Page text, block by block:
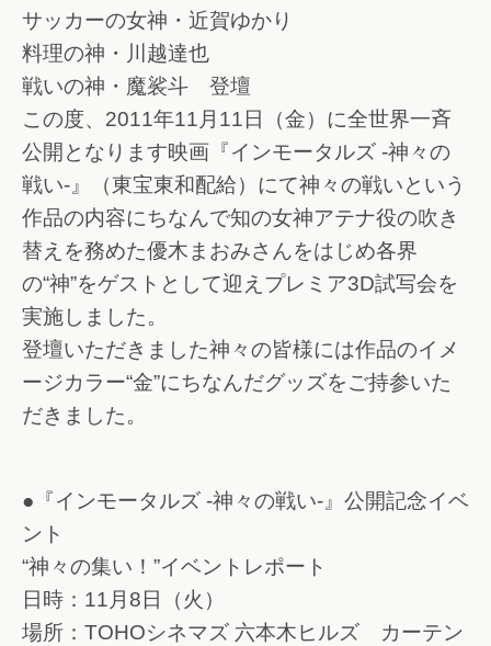
サッカーの女神・近賀ゆかり
料理の神・川越達也
戦いの神・魔裟斗 登壇
この度、2011年11月11日（金）に全世界一斉
公開となります映画『インモータルズ -神々の
戦い-』（東宝東和配給）にて神々の戦いという
作品の内容にちなんで知の女神アテナ役の吹き
替えを務めた優木まおみさんをはじめ各界
の“神”をゲストとして迎えプレミア3D試写会を
実施しました。
登壇いただきました神々の皆様には作品のイメ
ージカラー“金”にちなんだグッズをご持参いた
だきました。
●『インモータルズ -神々の戦い-』公開記念イベ
ント
“神々の集い！”イベントレポート
日時：11月8日（火）
場所：TOHOシネマズ 六本木ヒルズ カーテン